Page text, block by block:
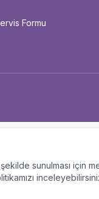
Formu
sunulması için